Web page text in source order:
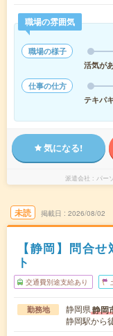
職場の雰囲気
職場の様子
活気が
仕事の仕方
テキパキ
気になる!
派遣会社 パー
未読 掲載日 2026/08/02
【静岡】問合
ト
交通費別途支給あり
勤務地 静岡県静岡
静岡駅から